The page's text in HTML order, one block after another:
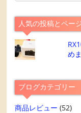
人気の投稿とペー
め
ブログカテゴリー
商品レビュー (52)